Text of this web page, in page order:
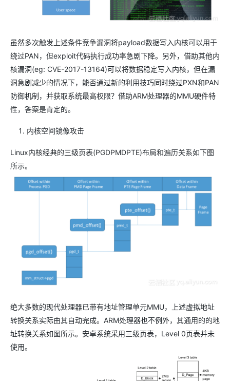
虽然多次触发上述条件竞争漏洞将payload数据写入内核可以用于
绕过PAN，但exploit代码执行成功率急剧下降。另外，借助其他内
核漏洞(eg: CVE-2017-13164)可以将数据稳定写入内核，但在漏
洞急剧减少的情况下，能否通过新的利用技巧同时绕过PXN和PAN
防御机制，并获取系统最高权限？借助ARM处理器的MMU硬件特
性，答案是肯定的。
内核空间镜像攻击
Linux内核经典的三级页表(PGDPMDPTE)布局和遍历关系如下图
所示。
绝大多数的现代处理器已带有地址管理单元MMU，上述虚拟地址
转换关系实际由其自动完成。ARM处理器也不例外，其通用的的地
址转换关系如图所示。安卓系统采用三级页表，Level 0页表并未
使用。